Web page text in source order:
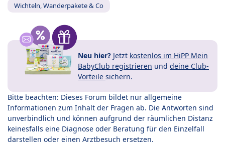
Wichteln, Wanderpakete & Co
Neu hier? Jetzt kostenlos im HiPP Mein
BabyClub registrieren und deine Club-
Vorteile sichern.
Bitte beachten: Dieses Forum bildet nur allgemeine
Informationen zum Inhalt der Fragen ab. Die Antworten sind
unverbindlich und können aufgrund der räumlichen Distanz
keinesfalls eine Diagnose oder Beratung für den Einzelfall
darstellen oder einen Arztbesuch ersetzen.